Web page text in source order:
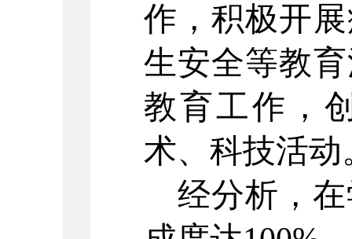
作，积极开
生安全等教
教育工作，
术、科技活动
经分析，